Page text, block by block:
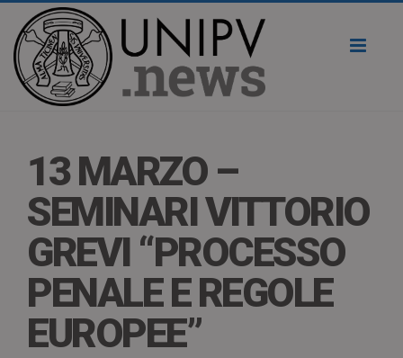
13 MARZO –
SEMINARI VITTORIO
GREVI “PROCESSO
PENALE E REGOLE
EUROPEE”